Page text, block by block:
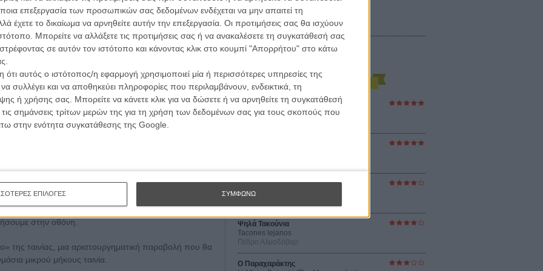
επεξεργασία των προσωπικών σας δεδομένων ενδέχεται να μην απαιτεί τη
έχετε το δικαίωμα να αρνηθείτε αυτήν την επεξεργασία. Οι προτιμήσεις σας θα ισχύουν
Μπορείτε να αλλάξετε τις προτιμήσεις σας ή να ανακαλέσετε τη συγκατάθεσή σας
σε αυτόν τον ιστότοπο και κάνοντας κλικ στο κουμπί "Απορρήτου" στο κάτω
αυτός ο ιστότοπος/η εφαρμογή χρησιμοποιεί μία ή περισσότερες υπηρεσίες της
συλλέγει και να αποθηκεύει πληροφορίες που περιλαμβάνουν, ενδεικτικά, τη
ή χρήσης σας. Μπορείτε να κάνετε κλικ για να δώσετε ή να αρνηθείτε τη συγκατάθεσή
σημάνσεις τρίτων μερών της για τη χρήση των δεδομένων σας για τους σκοπούς που
στην ενότητα συγκατάθεσης της Google.
ΕΠΙΛΟΓΕΣ ΣΥΜΦΩΝΩ
Επεξεργάζεται την κινηματογραφική φόρμα μ’ έναν
πρακτική αδυναμία του παρελθόντος του σινεμά
τα λόγια δεν έχουν καμιά αξία, όταν ο
προφανή προσανατολισμό, οριακά κουράζει. Το
συναισθηματική και αισθητική απόλαυση, που
έναν έρωτα γεμάτο μεγαλειώδες πάθος και μια
Όταν η ταινία ολοκληρωθεί, ξαφνικά όλα έχουν
Θα βρεις τον παράδεισο όχι αν
στην κόλαση. Σημασία έχει να κάνεις, να ζήσεις, να
έχει να βασιστείς στην κινηματογραφική παράδοση
ταινία, είναι όμως η πιο ενδιαφέρουσα συμμετοχή,
Βερολίνου, μπαίνοντας δυνατά στην κούρσα
σημειώνει καθαρά το όνομά του στο χάρτη με τους
στην οθόνη.
της ταινίας, μια αριστουργηματική παραβολή που θα
μικρού μήκους ταινία.
Οι Αρμονίες Βερκμάιστερ
Werckmeister Harmonies
Οδύσσεια
The Odyssey
Ψηλά Τακούνια
Tacones lejanos
Πέδρο Αλμοδόβαρ
Ο Παραχαράκτης